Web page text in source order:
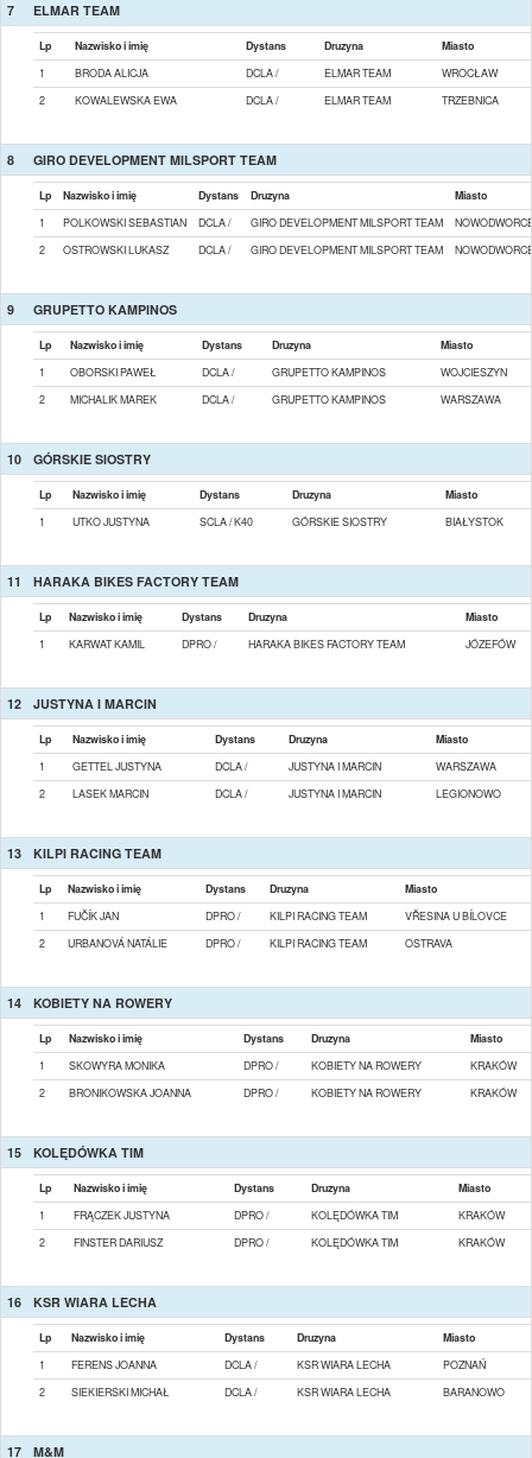
7 ELMAR TEAM
Lp Nazwisko i imię Dystans Druzyna
Miasto
1
BRODA ALICJA DCLA / ELMAR TEAM
WROCŁAW
2
KOWALEWSKA EWA DCLA / ELMAR TEAM TRZEBNICA
8 GIRO DEVELOPMENT MILSPORT TEAM
Lp Nazwisko i imię Dystans Druzyna
Miasto
1
POLKOWSKI SEBASTIAN DCLA / GIRO DEVELOPMENT MILSPORT TEAM
2
OSTROWSKI LUKASZ DCLA / GIRO DEVELOPMENT MILSPORT TEAM
9 GRUPETTO KAMPINOS
Lp Nazwisko i imię Dystans Druzyna
Miasto
1
OBORSKI PAWEŁ DCLA / GRUPETTO KAMPINOS
WOJCIESZYN
2
MICHALIK MAREK DCLA / GRUPETTO KAMPINOS WARSZAWA
10 GÓRSKIE SIOSTRY
Lp Nazwisko i imię Dystans Druzyna
Miasto
1
UTKO JUSTYNA SCLA / K40 GÓRSKIE SIOSTRY BIAŁYSTOK
11 HARAKA BIKES FACTORY TEAM
Lp Nazwisko i imię Dystans Druzyna
Miasto
1
KARWAT KAMIL DPRO / HARAKA BIKES FACTORY TEAM JÓZEFÓW
12 JUSTYNA I MARCIN
Lp Nazwisko i imię Dystans Druzyna
Miasto
1
GETTEL JUSTYNA DCLA / JUSTYNA I MARCIN
WARSZAWA
2
LASEK MARCIN DCLA / JUSTYNA I MARCIN LEGIONOWO
13 KILPI RACING TEAM
Lp Nazwisko i imię Dystans Druzyna
Miasto
1
FUČÍK JAN DPRO / KILPI RACING TEAM
VŘESINA U BÍLOVCE
2
URBANOVÁ NATÁLIE DPRO / KILPI RACING TEAM OSTRAVA
14 KOBIETY NA ROWERY
Lp Nazwisko i imię Dystans Druzyna
Miasto
1
SKOWYRA MONIKA DPRO / KOBIETY NA ROWERY
KRAKÓW
2
BRONIKOWSKA JOANNA DPRO / KOBIETY NA ROWERY KRAKÓW
15 KOLĘDÓWKA TIM
Lp Nazwisko i imię Dystans Druzyna
Miasto
1
FRĄCZEK JUSTYNA DPRO / KOLĘDÓWKA TIM
KRAKÓW
2
FINSTER DARIUSZ DPRO / KOLĘDÓWKA TIM KRAKÓW
16 KSR WIARA LECHA
Lp Nazwisko i imię Dystans Druzyna
Miasto
1
FERENS JOANNA DCLA / KSR WIARA LECHA
POZNAŃ
2
SIEKIERSKI MICHAŁ DCLA / KSR WIARA LECHA BARANOWO
17 M&M